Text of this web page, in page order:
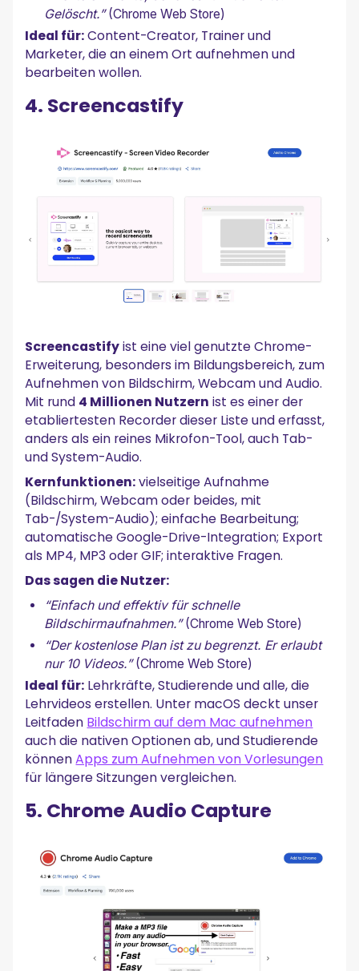
Gelöscht.”(Chrome Web Store)
Ideal für:Content-Creator, Trainer und
Marketer, die an einem Ort aufnehmen und
bearbeiten wollen.
4. Screencastify
Screencastifyist eine viel genutzte Chrome-
Erweiterung, besonders im Bildungsbereich, zum
Aufnehmen von Bildschirm, Webcam und Audio.
Mit rund 4 Millionen Nutzern ist es einer der
etabliertesten Recorder dieser Liste und erfasst,
anders als ein reines Mikrofon-Tool, auch Tab-
und System-Audio.
Kernfunktionen:vielseitige Aufnahme
(Bildschirm, Webcam oder beides, mit
Tab-/System-Audio); einfache Bearbeitung;
automatische Google-Drive-Integration; Export
als MP4, MP3 oder GIF; interaktive Fragen.
Das sagen die Nutzer:
“Einfach und effektiv für schnelle
Bildschirmaufnahmen.”(Chrome Web Store)
“Der kostenlose Plan ist zu begrenzt. Er erlaubt
nur 10 Videos.”(Chrome Web Store)
Ideal für: Lehrkräfte, Studierende und alle, die
Lehrvideos erstellen. Unter macOS deckt unser
Leitfaden Bildschirm auf dem Mac aufnehmen
auch die nativen Optionen ab, und Studierende
könnenApps zum Aufnehmen von Vorlesungen
für längere Sitzungen vergleichen.
5. Chrome Audio Capture